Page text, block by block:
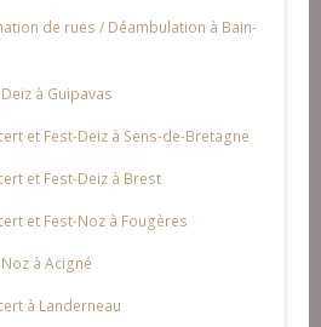
de rues / Déambulation à Bain-
à Guipavas
et Fest-Deiz à Sens-de-Bretagne
et Fest-Deiz à Brest
et Fest-Noz à Fougères
à Acigné
à Landerneau